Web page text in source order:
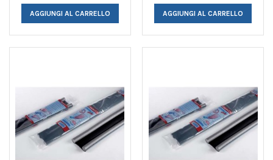
AGGIUNGI AL CARRELLO AGGIUNGI AL CARRELLO